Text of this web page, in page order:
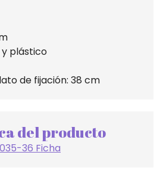
plástico
de fijación: 38 cm
del producto
36 Ficha